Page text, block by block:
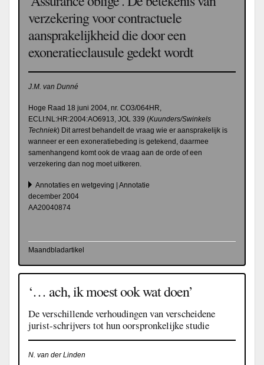
verzekering voor contractuele
aansprakelijkheid die door een
exoneratieclausule gedekt wordt
J.M. van Dunné
Hoge Raad 18 juni 2004, nr. CO3/064HR,
ECLI:NL:HR:2004:AO6913, JOL 339 (Kuunders/Swinkels
Techniek) Dit arrest behandelt de vraag wie er aansprakelijk is
wanneer er een exoneratiebeding is getekend, daarmee
samenhangend komt ook de vraag aan de orde of een
verzekering dan nog moet uitkeren.
Annotaties en wetgeving | Annotatie
december 2004
AA20040874
Maandbladartikel
‘… ach, ik moest ook wat doen’
De verschillende verhoudingen van verscheidene
jurist-schrijvers tot hun oorspronkelijke studie
N. van der Linden